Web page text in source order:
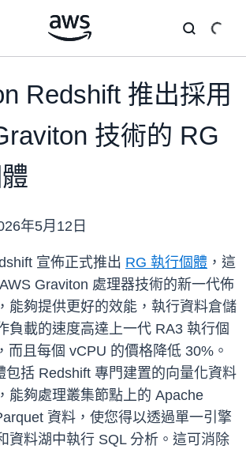
Redshift 推出採用
技術的 RG
年5月12日
宣佈正式推出 RG 執行個體 ，這
Graviton 處理器技術的新一代佈
能夠提供更好的效能，執行資料倉儲
負載的速度高達上一代 RA3 執行個
而且每個 vCPU 的價格降低 30%。
包括 Redshift 專門建置的向量化資料
能夠處理叢集節點上的 Apache
資料，使您得以透過單一引擎
資料湖中執行 SQL 分析。這可消除